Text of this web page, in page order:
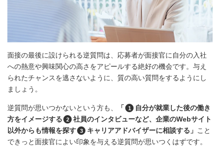
面接の最後に設けられる逆質問は、応募者が面接官に自分の入社
への熱意や興味関心の高さをアピールする絶好の機会です。与え
られたチャンスを逃さないように、質の高い質問をするようにし
ましょう。
逆質問が思いつかないという方も、 「 1
自分が就業した後の働き
方をイメージする
2
社員のインタビューなど、企業のWebサイト
以外からも情報を探す
3 キャリアアドバイザーに相談する」 こと
できっと面接官によい印象を与える逆質問が思いつくはずです。